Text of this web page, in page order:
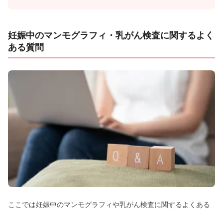
妊娠中のマンモグラフィ・乳がん検査に関するよく
ある質問
ここでは妊娠中のマンモグラフィや乳がん検査に関するよくある